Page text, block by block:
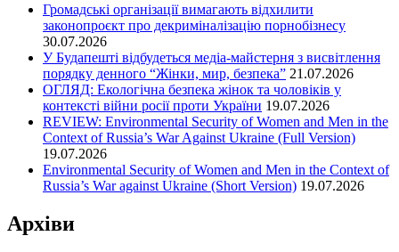
Громадські організації вимагають відхилити
законопроєкт про декриміналізацію порнобізнесу
30.07.2026
У Будапешті відбудеться медіа-майстерня з висвітлення
порядку денного “Жінки, мир, безпека” 21.07.2026
ОГЛЯД: Екологічна безпека жінок та чоловіків у
контексті війни росії проти України 19.07.2026
REVIEW: Environmental Security of Women and Men in the
Context of Russia’s War Against Ukraine (Full Version)
19.07.2026
Environmental Security of Women and Men in the Context of
Russia’s War against Ukraine (Short Version) 19.07.2026
Архіви